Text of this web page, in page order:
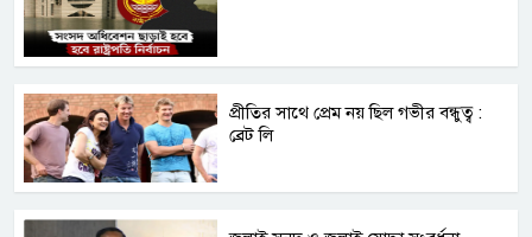
প্রীতির সাথে প্রেম নয় ছিল গভীর বন্ধুত্ব :
ব্রেট লি